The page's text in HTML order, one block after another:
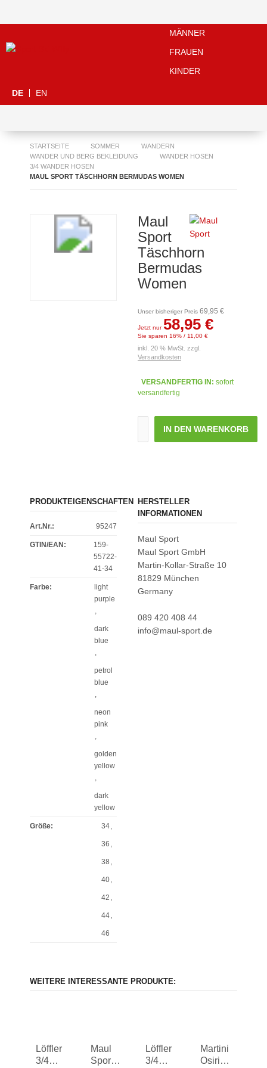
MÄNNER
FRAUEN
KINDER
DE EN
STARTSEITE SOMMER
WANDERN
WANDER UND BERG BEKLEIDUNG
WANDER HOSEN
3/4 WANDER HOSEN
MAUL SPORT TÄSCHHORN BERMUDAS WOMEN
Maul
Sport
Täschhorn
Bermudas
Women
Unser bisheriger Preis 69,95 €
Jetzt nur 58,95 €
Sie sparen 16% / 11,00 €
inkl. 20 % MwSt. zzgl.
Versandkosten
VERSANDFERTIG IN: sofort
versandfertig
IN DEN WARENKORB
PRODUKTEIGENSCHAFTEN
Art.Nr.: 95247
GTIN/EAN:
159-
55722-
41-34
Farbe:
light
purple
,
dark
blue
,
petrol
blue
,
neon
pink
,
golden
yellow
,
dark
yellow
Größe: 34,
36 ,
38 ,
40,
42 ,
44,
46
HERSTELLER
INFORMATIONEN
Maul Sport
Maul Sport GmbH
Martin-Kollar-Straße 10
81829 München
Germany
089 420 408 44
info@maul-sport.de
WEITERE INTERESSANTE PRODUKTE:
Löffler
3/4
Maul
Sport
Löffler
3/4
Martini
Osiris